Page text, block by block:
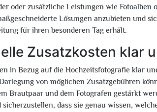
oder zusätzliche Leistungen wie Fotoalben
Lösungen anzubieten und
für ihren besonderen Tag erhält.
Zusatzkosten klar
in Bezug auf die Hochzeitsfotografie klar
von möglichen Zusatzgebühren
Brautpaar und dem Fotografen gestärkt
dass sie genau wissen,